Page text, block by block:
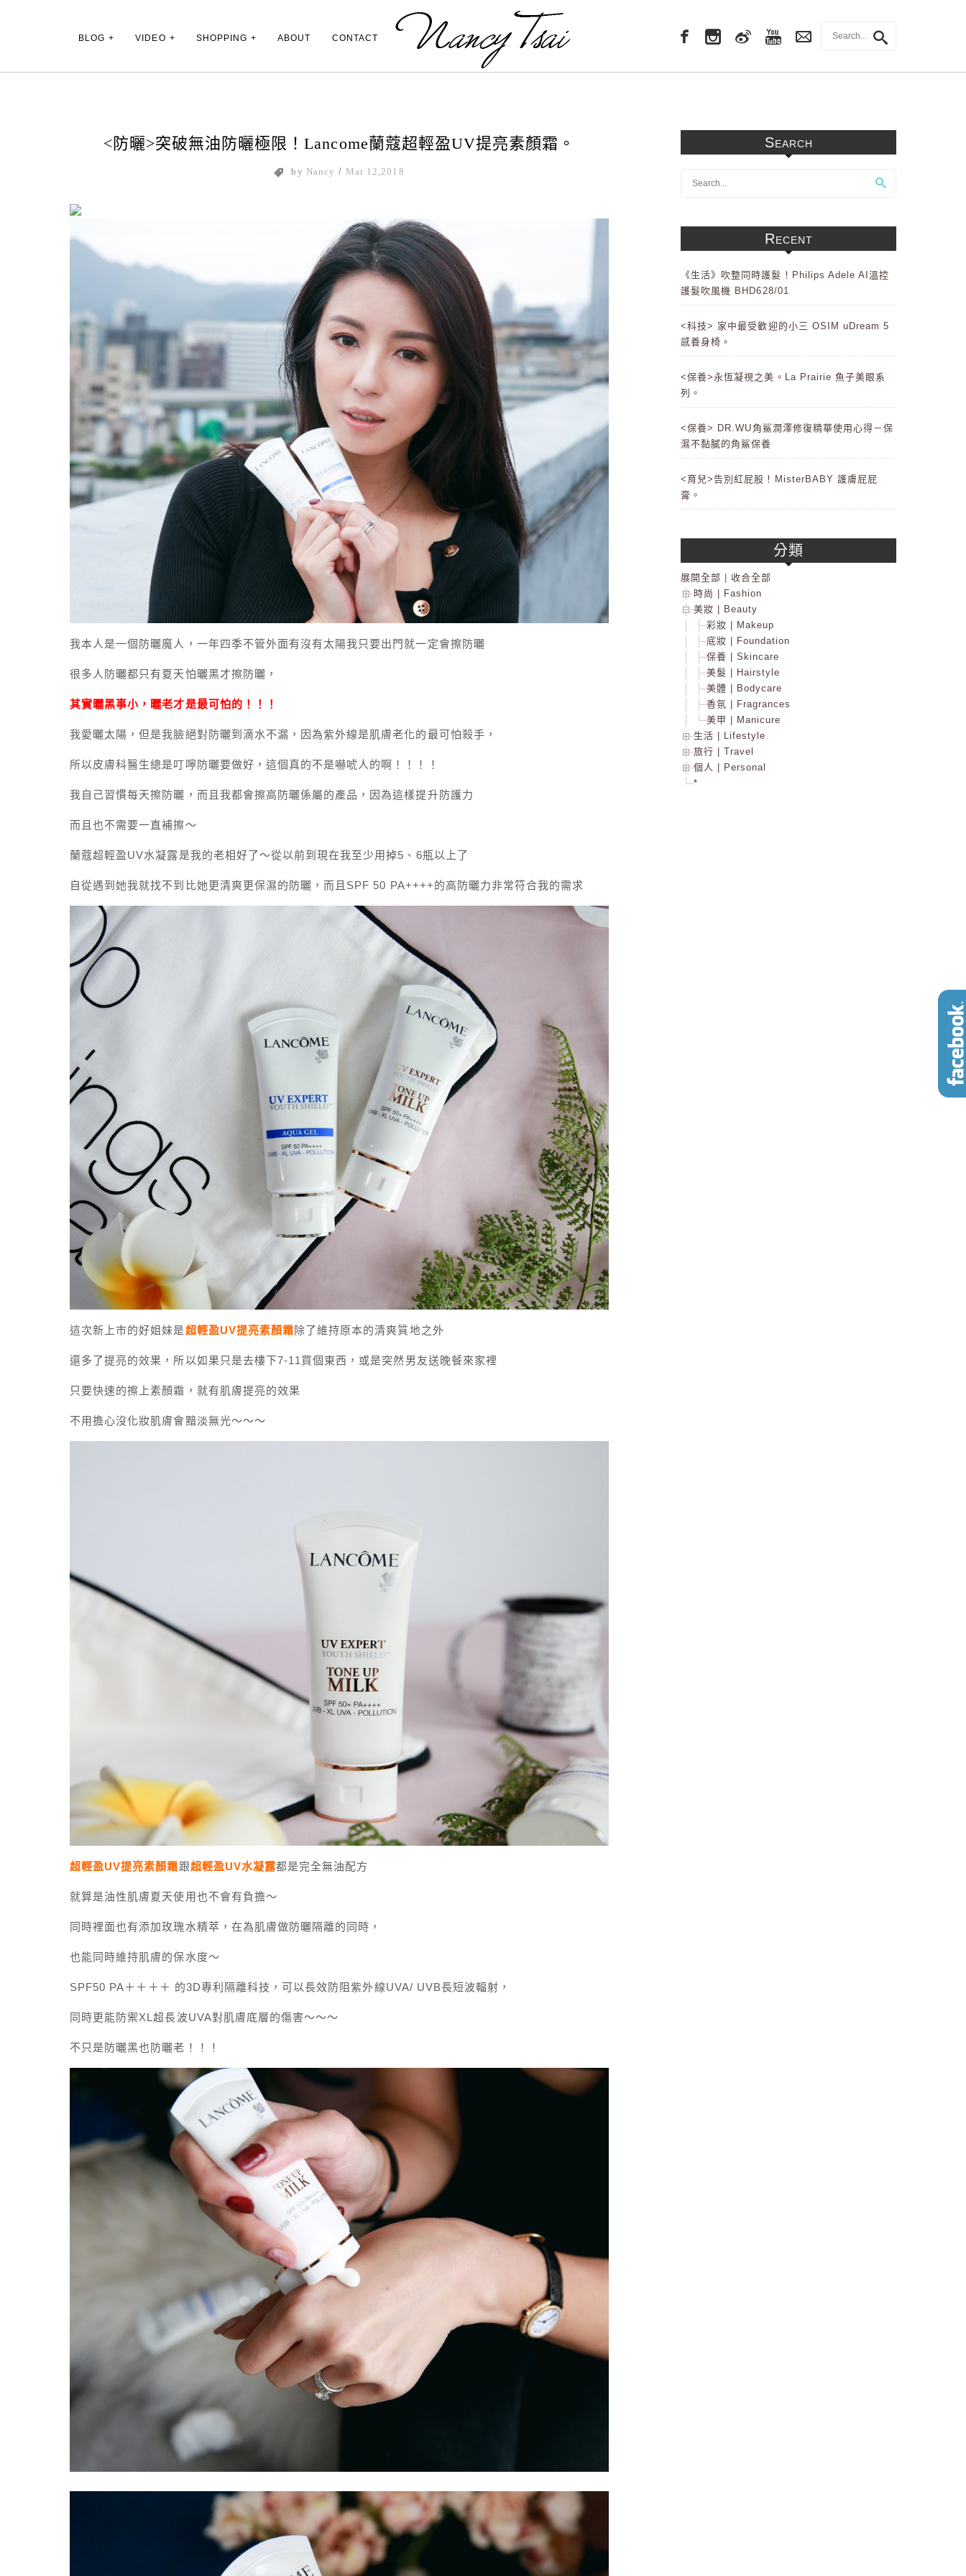
Main Menu
BLOG VIDEO SHOPPING ABOUT CONTACT
<防曬>突破無油防曬極限！Lancome蘭蔻超輕盈UV提亮素顏霜。
by Nancy / Mar 12,2018
我本人是一個防曬魔人，一年四季不管外面有沒有太陽我只要出門就一定會擦防曬
很多人防曬都只有夏天怕曬黑才擦防曬，
其實曬黑事小，曬老才是最可怕的！！！
我愛曬太陽，但是我臉絕對防曬到滴水不漏，因為紫外線是肌膚老化的最可怕殺手，
所以皮膚科醫生總是叮嚀防曬要做好，這個真的不是嚇唬人的啊！！！！
我自己習慣每天擦防曬，而且我都會擦高防曬係屬的產品，因為這樣提升防護力
而且也不需要一直補擦～
蘭蔻超輕盈UV水凝露是我的老相好了～從以前到現在我至少用掉5、6瓶以上了
自從遇到她我就找不到比她更清爽更保濕的防曬，而且SPF 50 PA++++的高防曬力非常符合我的需求
這次新上市的好姐妹是超輕盈UV提亮素顏霜除了維持原本的清爽質地之外
還多了提亮的效果，所以如果只是去樓下7-11買個東西，或是突然男友送晚餐來家裡
只要快速的擦上素顏霜，就有肌膚提亮的效果
不用擔心沒化妝肌膚會黯淡無光～～～
超輕盈UV提亮素顏霜跟超輕盈UV水凝露都是完全無油配方
就算是油性肌膚夏天使用也不會有負擔～
同時裡面也有添加玫瑰水精萃，在為肌膚做防曬隔離的同時，
也能同時維持肌膚的保水度～
SPF50 PA＋＋＋＋ 的3D專利隔離科技，可以長效防阻紫外線UVA/ UVB長短波輻射，
同時更能防禦XL超長波UVA對肌膚底層的傷害～～～
不只是防曬黑也防曬老！！！
Search
Recent
《生活》吹整同時護髮！Philips Adele AI溫控
護髮吹風機 BHD628/01
<科技> 家中最受歡迎的小三 OSIM uDream 5
感養身椅。
<保養>永恆凝視之美。La Prairie 魚子美眼系
列。
<保養> DR.WU角鯊潤澤修復精華使用心得－保
濕不黏膩的角鯊保養
<育兒>告別紅屁股！MisterBABY 護膚屁屁
膏。
分類
展開全部
收合全部
時尚 | Fashion
美妝 | Beauty
彩妝 | Makeup
底妝 | Foundation
保養 | Skincare
美髮 | Hairstyle
美體 | Bodycare
香氛 | Fragrances
美甲 | Manicure
生活 | Lifestyle
旅行 | Travel
個人 | Personal
*